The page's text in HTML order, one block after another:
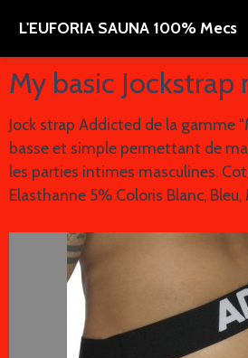
L'EUFORIA SAUNA 100% Mecs
My basic Jockstrap
Jock strap Addicted de la gamme
basse et simple permettant de
les parties intimes masculines.
Elasthanne 5% Coloris Blanc,